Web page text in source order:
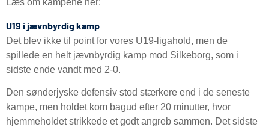
Læs om kampene her:
U19 i jævnbyrdig kamp
Det blev ikke til point for vores U19-ligahold, men de
spillede en helt jævnbyrdig kamp mod Silkeborg, som i
sidste ende vandt med 2-0.
Den sønderjyske defensiv stod stærkere end i de seneste
kampe, men holdet kom bagud efter 20 minutter, hvor
hjemmeholdet strikkede et godt angreb sammen. Det sidste